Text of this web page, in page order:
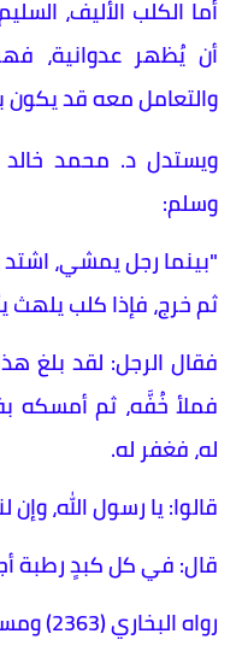
أما الكلب الأليف،
أن يُظهر عدوانية،
والتعامل معه قد يكون
ويستدل د. محمد
وسلم:
"بينما رجل يمشي،
ثم خرج، فإذا كلب
فقال الرجل: لقد بلغ
فملأ خُفَّه، ثم أمسكه
له، فغفر له.
قالوا: يا رسول الله، وإن
قال: في كل كبدٍ رطبة
رواه البخاري (2363) ومسلم (2244)